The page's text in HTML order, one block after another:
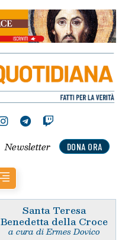
DONA ORA
Newsletter
Santa Teresa
Benedetta della Croce
a cura di Ermes Dovico